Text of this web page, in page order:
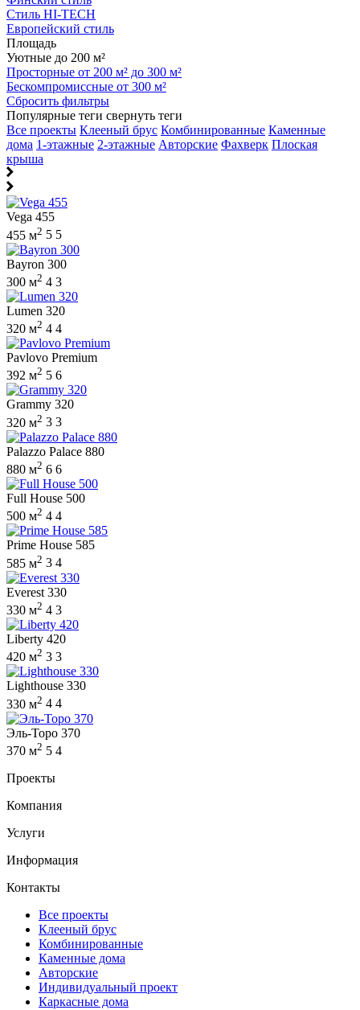
Стиль HI-TECH
Европейский стиль
Площадь
Уютные до 200 м²
Просторные от 200 м² до 300 м²
Бескомпромиссные от 300 м²
Сбросить фильтры
Популярные теги свернуть теги
Все проекты Клееный брус Комбинированные Каменные
дома 1-этажные 2-этажные Авторские Фахверк Плоская
крыша
Vega 455
455 м2 5 5
Bayron 300
300 м2 4 3
Lumen 320
320 м2 4 4
Pavlovo Premium
392 м2 5 6
Grammy 320
320 м2 3 3
Palazzo Palace 880
880 м2 6 6
Full House 500
500 м2 4 4
Prime House 585
585 м2 3 4
Everest 330
330 м2 4 3
Liberty 420
420 м2 3 3
Lighthouse 330
330 м2 4 4
Эль-Торо 370
370 м2 5 4
Проекты
Компания
Услуги
Информация
Контакты
Все проекты
Клееный брус
Комбинированные
Каменные дома
Авторские
Индивидуальный проект
Каркасные дома